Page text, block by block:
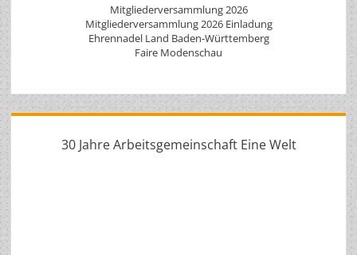
Mitgliederversammlung 2026
Mitgliederversammlung 2026 Einladung
Ehrennadel Land Baden-Württemberg
Faire Modenschau
30 Jahre Arbeitsgemeinschaft Eine Welt